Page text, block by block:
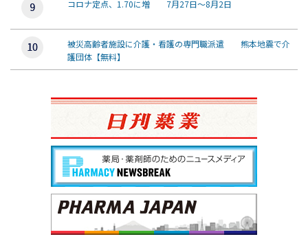
コロナ定点、1.70に増 7月27日～8月2日
被災高齢者施設に介護・看護の専門職派遣 熊本地震で介
護団体【無料】